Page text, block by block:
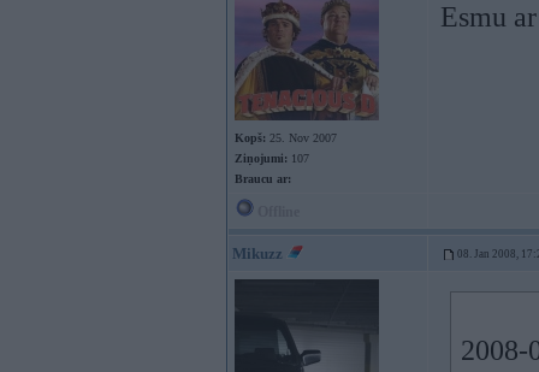
Kopš: 25. Nov 2007
Ziņojumi: 107
Braucu ar:
Esmu
Mikuzz 08. Jan 2008,
2008-